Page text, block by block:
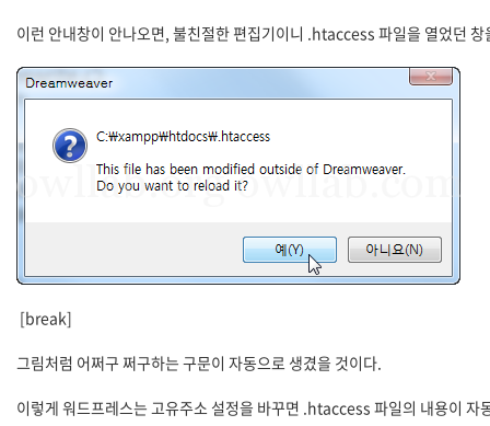
이런 안내창이 안나오면, 불친절한 편집기이니 .htaccess 파일을 열었던
[break]
그림처럼 어쩌구 쩌구하는 구문이 자동으로 생겼을 것이다.
이렇게 워드프레스는 고유주소 설정을 바꾸면 .htaccess 파일의 내용이 자